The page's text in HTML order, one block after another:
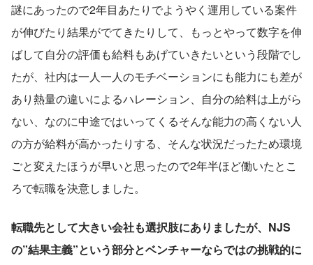
謎にあったので2年目あたりでようやく運用している案件
が伸びたり結果がでてきたりして、もっとやって数字を伸
ばして自分の評価も給料もあげていきたいという段階でし
たが、社内は一人一人のモチベーションにも能力にも差が
あり熱量の違いによるハレーション、自分の給料は上がら
ない、なのに中途ではいってくるそんな能力の高くない人
の方が給料が高かったりする、そんな状況だったため環境
ごと変えたほうが早いと思ったので2年半ほど働いたとこ
ろで転職を決意しました。
転職先として大きい会社も選択肢にありましたが、NJS
の”結果主義”という部分とベンチャーならではの挑戦的に